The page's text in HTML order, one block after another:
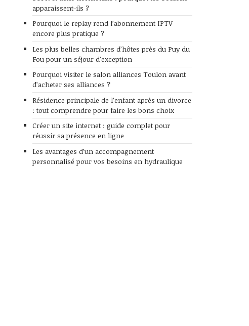
apparaissent-ils ?
Pourquoi le replay rend l’abonnement IPTV
encore plus pratique ?
Les plus belles chambres d’hôtes près du Puy du
Fou pour un séjour d’exception
Pourquoi visiter le salon alliances Toulon avant
d’acheter ses alliances ?
Résidence principale de l’enfant après un divorce
: tout comprendre pour faire les bons choix
Créer un site internet : guide complet pour
réussir sa présence en ligne
Les avantages d’un accompagnement
personnalisé pour vos besoins en hydraulique